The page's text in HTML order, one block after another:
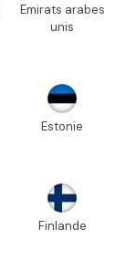
Emirats arabes
unis
Estonie
Finlande